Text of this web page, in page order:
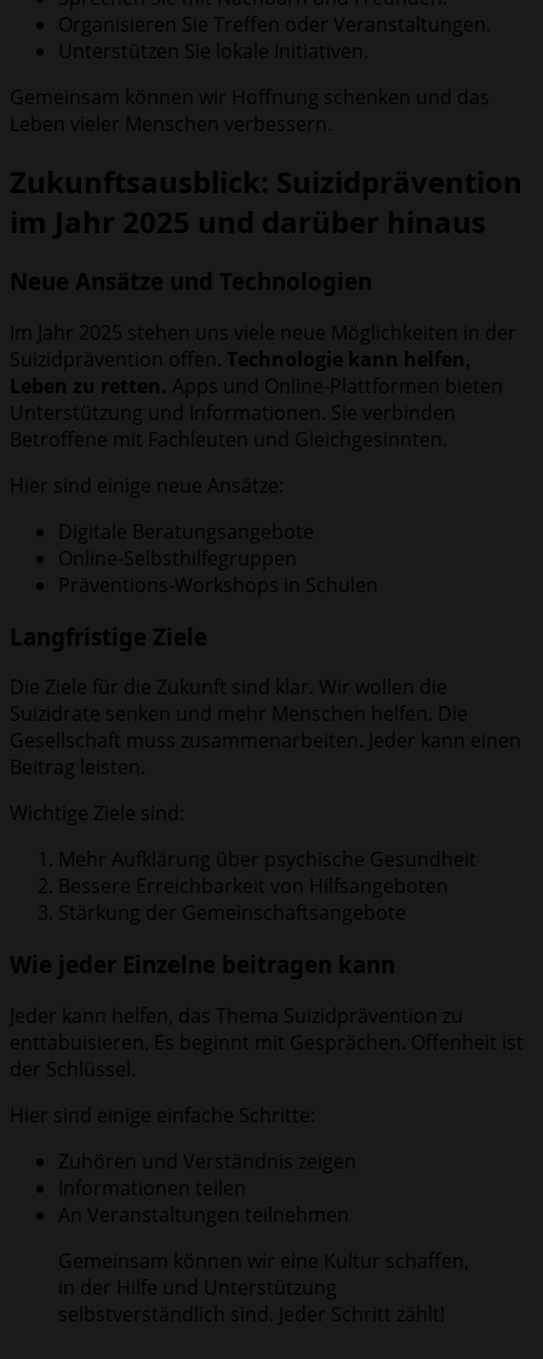
Organisieren Sie Treffen oder Veranstaltungen.
Unterstützen Sie lokale Initiativen.
Gemeinsam können wir Hoffnung schenken und das
Leben vieler Menschen verbessern.
Zukunftsausblick: Suizidprävention
im Jahr 2025 und darüber hinaus
Neue Ansätze und Technologien
Im Jahr 2025 stehen uns viele neue Möglichkeiten in der
Suizidprävention offen. Technologie kann helfen,
Leben zu retten. Apps und Online-Plattformen bieten
Unterstützung und Informationen. Sie verbinden
Betroffene mit Fachleuten und Gleichgesinnten.
Hier sind einige neue Ansätze:
Digitale Beratungsangebote
Online-Selbsthilfegruppen
Präventions-Workshops in Schulen
Langfristige Ziele
Die Ziele für die Zukunft sind klar. Wir wollen die
Suizidrate senken und mehr Menschen helfen. Die
Gesellschaft muss zusammenarbeiten. Jeder kann einen
Beitrag leisten.
Wichtige Ziele sind:
Mehr Aufklärung über psychische Gesundheit
Bessere Erreichbarkeit von Hilfsangeboten
Stärkung der Gemeinschaftsangebote
Wie jeder Einzelne beitragen kann
Jeder kann helfen, das Thema Suizidprävention zu
enttabuisieren. Es beginnt mit Gesprächen. Offenheit ist
der Schlüssel.
Hier sind einige einfache Schritte:
Zuhören und Verständnis zeigen
Informationen teilen
An Veranstaltungen teilnehmen
Gemeinsam können wir eine Kultur schaffen,
in der Hilfe und Unterstützung
selbstverständlich sind. Jeder Schritt zählt!